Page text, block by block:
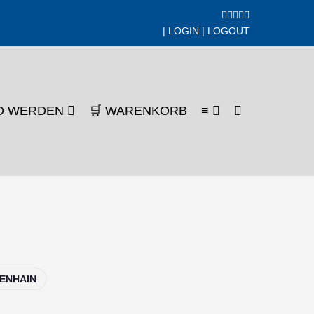
| LOGIN | LOGOUT
WERDEN 🛒 WARENKORB ≡
SUCHE-